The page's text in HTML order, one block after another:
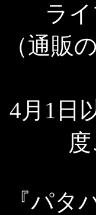
ラ
（通販
4月1日
『パタ